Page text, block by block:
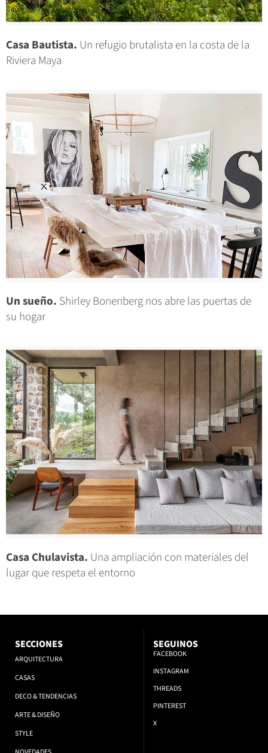
Casa Bautista. Un refugio brutalista en la costa de la
Riviera Maya
Un sueño. Shirley Bonenberg nos abre las puertas de
su hogar
Casa Chulavista. Una ampliación con materiales del
lugar que respeta el entorno
SECCIONES
ARQUITECTURA
CASAS
DECO & TENDENCIAS
ARTE & DISEÑO
STYLE
SEGUINOS
FACEBOOK
INSTAGRAM
THREADS
PINTEREST
X